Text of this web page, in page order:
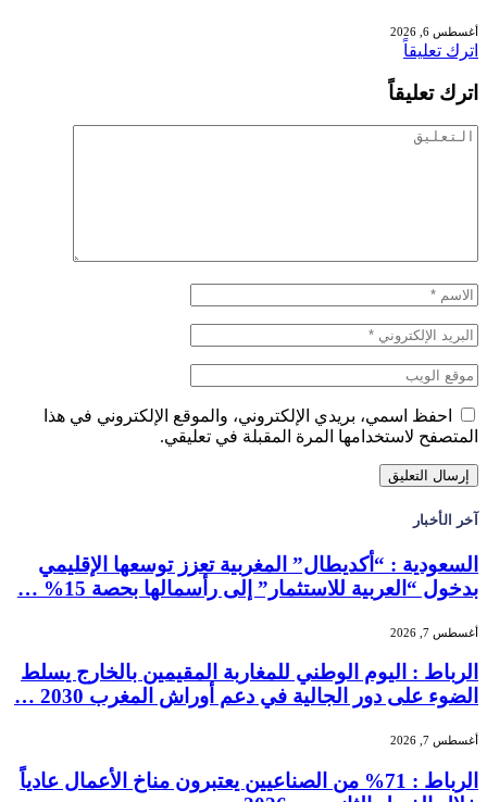
أغسطس 6, 2026
اترك تعليقاً
اترك تعليقاً
احفظ اسمي، بريدي الإلكتروني، والموقع الإلكتروني في هذا
المتصفح لاستخدامها المرة المقبلة في تعليقي.
آخر الأخبار
السعودية : “أكديطال” المغربية تعزز توسعها الإقليمي
بدخول “العربية للاستثمار” إلى رأسمالها بحصة 15% …
أغسطس 7, 2026
الرباط : اليوم الوطني للمغاربة المقيمين بالخارج يسلط
الضوء على دور الجالية في دعم أوراش المغرب 2030 …
أغسطس 7, 2026
الرباط : 71% من الصناعيين يعتبرون مناخ الأعمال عادياً